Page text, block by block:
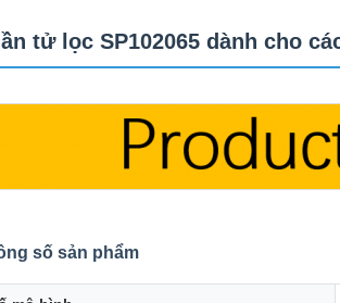
tử lọc SP102065 dành cho
số sản phẩm